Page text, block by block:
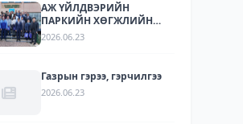
АЖ ҮЙЛДВЭРИЙН
ПАРКИЙН ХӨГЖЛИЙН
ТУРШЛАГА СОЛИЛЦОХ
2026.06.23
Газрын гэрээ, гэрчилгээ
2026.06.23